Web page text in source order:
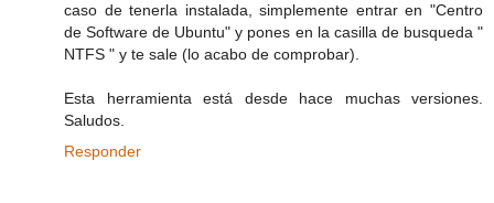
caso de tenerla instalada, simplemente entrar en "Centro
de Software de Ubuntu" y pones en la casilla de busqueda "
NTFS " y te sale (lo acabo de comprobar).
Esta herramienta está desde hace muchas versiones.
Saludos.
Responder